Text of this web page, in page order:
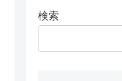
検索